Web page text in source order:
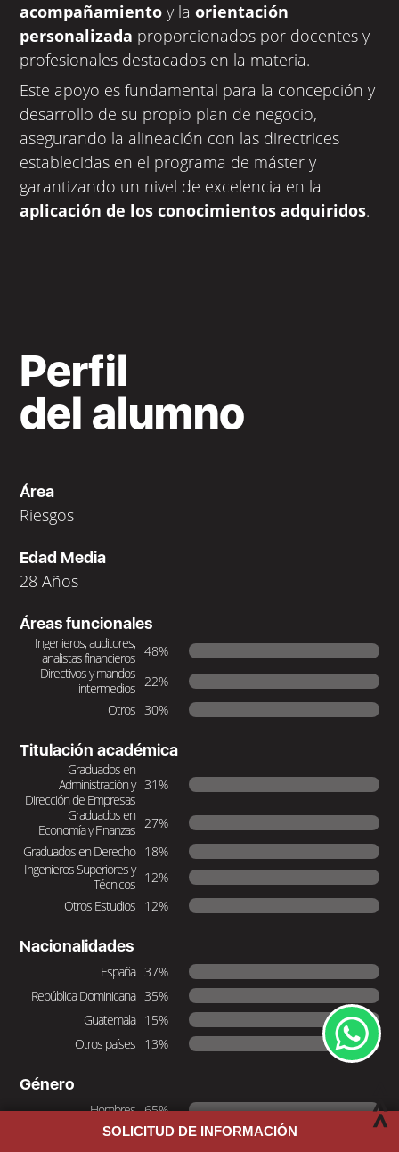
acompañamiento y laorientación
personalizada proporcionados por docentes y
profesionales destacados en la materia.
Este apoyo es fundamental para la concepción y
desarrollo de su propio plan de negocio,
asegurando la alineación con las directrices
establecidas en el programa de máster y
garantizando un nivel de excelencia en la
aplicación de los conocimientos adquiridos.
Perfil
del alumno
Área
Riesgos
Edad Media
28 Años
Áreas funcionales
Ingenieros, auditores,
analistas financieros 48%
Directivos y mandos
intermedios 22%
Otros 30%
Titulación académica
Graduados en
Administración y
Dirección de Empresas
31%
Graduados en
Economía y Finanzas 27%
Graduados en Derecho 18%
Ingenieros Superiores y
Técnicos 12%
Otros Estudios 12%
Nacionalidades
España 37%
República Dominicana 35%
Guatemala 15%
Otros países 13%
Género
Hombres 65%
Mujeres 35%
SOLICITUD DE INFORMACIÓN